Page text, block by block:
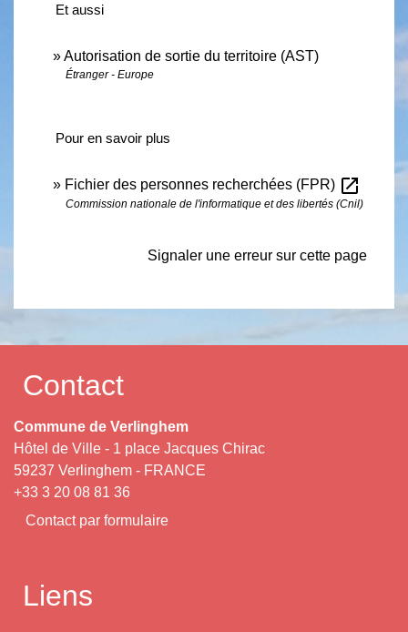
Et aussi
Autorisation de sortie du territoire (AST)
Étranger - Europe
Pour en savoir plus
Fichier des personnes recherchées (FPR) open_in_new
Commission nationale de l'informatique et des libertés (Cnil)
Signaler une erreur sur cette page
Contact
Commune de Verlinghem
Hôtel de Ville - 1 place Jacques Chirac
59237 Verlinghem - FRANCE
+33 3 20 08 81 36
Contact par formulaire
Liens